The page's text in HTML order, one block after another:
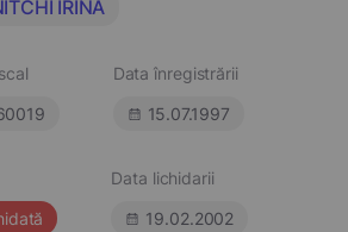
IRINA
Data înregistrării
15.07.1997
Data lichidarii
19.02.2002